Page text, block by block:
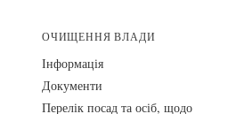
ОЧИЩЕННЯ ВЛАДИ
Інформація
Документи
Перелік посад та осіб, щодо